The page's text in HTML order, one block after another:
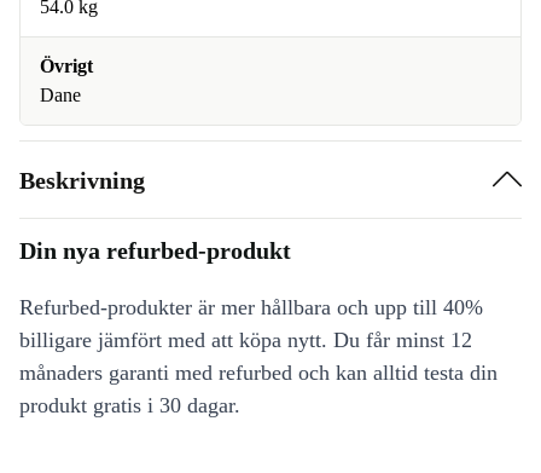
54.0 kg
Övrigt
Dane
Beskrivning
Din nya refurbed-produkt
Refurbed-produkter är mer hållbara och upp till 40%
billigare jämfört med att köpa nytt. Du får minst 12
månaders garanti med refurbed och kan alltid testa din
produkt gratis i 30 dagar.